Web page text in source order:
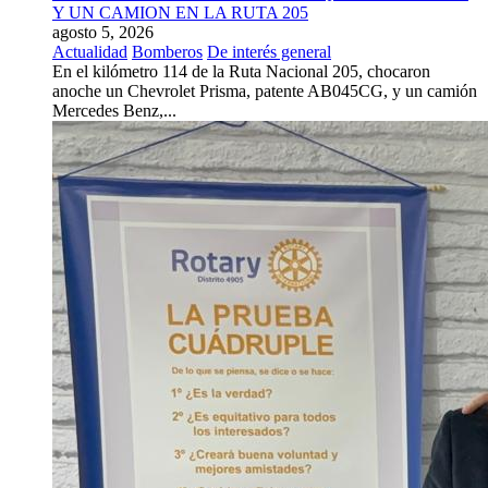
Y UN CAMION EN LA RUTA 205
agosto 5, 2026
Actualidad Bomberos De interés general
En el kilómetro 114 de la Ruta Nacional 205, chocaron
anoche un Chevrolet Prisma, patente AB045CG, y un camión
Mercedes Benz,...